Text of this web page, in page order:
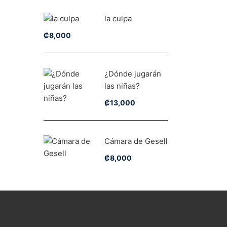
la culpa
₡8,000
¿Dónde jugarán
las niñas?
₡13,000
Cámara de Gesell
₡8,000